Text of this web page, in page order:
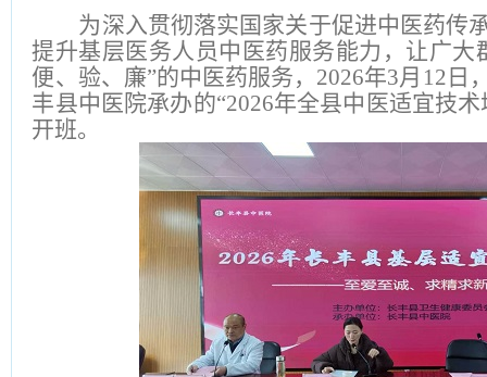
为深入贯彻落实国家关于促进中医药传
提升基层医务人员中医药服务能力，让广大
便、验、廉”的中医药服务，2026年3月12日
丰县中医院承办的“2026年全县中医适宜技
开班。